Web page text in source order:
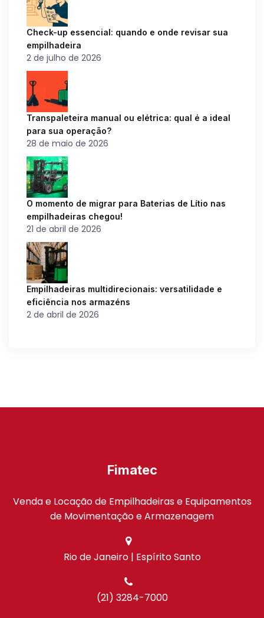
Check-up essencial: quando e onde revisar sua
empilhadeira
2 de julho de 2026
Transpaleteira manual ou elétrica: qual é a ideal
para sua operação?
28 de maio de 2026
O momento de migrar para Baterias de Lítio nas
empilhadeiras chegou!
21 de abril de 2026
Empilhadeiras multidirecionais: versatilidade e
eficiência nos armazéns
2 de abril de 2026
Fimatec
Venda e Locação de Empilhadeiras e Equipamentos
de Movimentação e Armazenagem
Rio de Janeiro | Espírito Santo
(21) 3284-7000